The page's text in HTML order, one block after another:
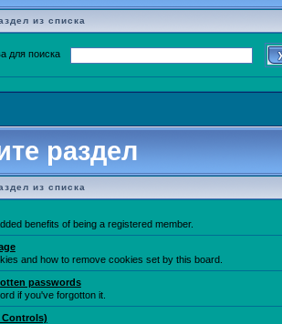
из списка
для поиска
раздел
из списка
benefits of being a registered member.
and how to remove cookies set by this board.
passwords
if you've forgotton it.
Controls)